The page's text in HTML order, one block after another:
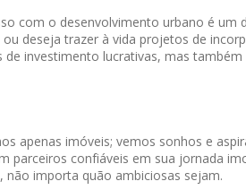
com o desenvolvimento urbano é um
deseja trazer à vida projetos de
de investimento lucrativas, mas
apenas imóveis; vemos sonhos e
parceiros confiáveis ​​em sua jornada
não importa quão ambiciosas sejam.